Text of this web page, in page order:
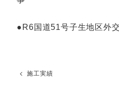
●R6国道51号子生地区外
施工実績